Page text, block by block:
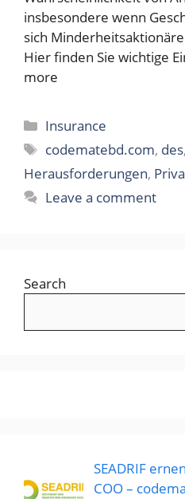
insbesondere wenn
sich
Hier finden Sie wichtige
more
Categories
Insurance
Tags
codematebd.com, des,
Herausforderungen,
Leave a comment
Search
SEADRIF
COO –